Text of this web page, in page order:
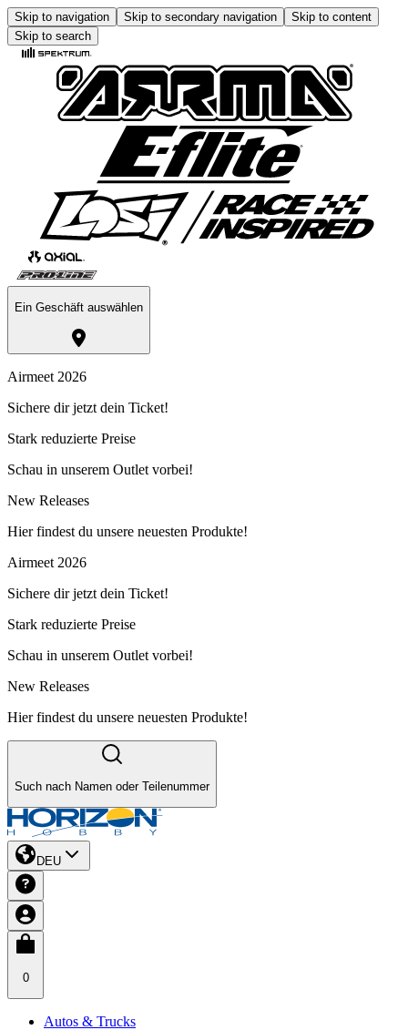
Skip to navigation Skip to secondary navigation
Skip to content
Skip to search
Ein Geschäft auswählen
Airmeet 2026
Sichere dir jetzt dein Ticket!
Stark reduzierte Preise
Schau in unserem Outlet vorbei!
New Releases
Hier findest du unsere neuesten Produkte!
Airmeet 2026
Sichere dir jetzt dein Ticket!
Stark reduzierte Preise
Schau in unserem Outlet vorbei!
New Releases
Hier findest du unsere neuesten Produkte!
Such nach Namen oder Teilenummer
DEU
0
Autos & Trucks